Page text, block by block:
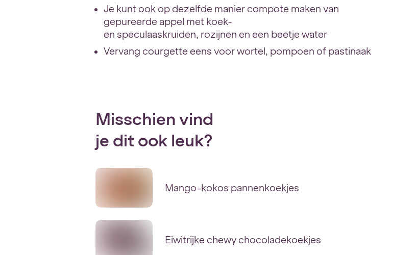
Je kunt ook op dezelfde manier compote maken van
gepureerde appel met koek-
en speculaaskruiden, rozijnen en een beetje water
Vervang courgette eens voor wortel, pompoen of pastinaak
Misschien vind
je dit ook leuk?
Mango-kokos pannenkoekjes
Eiwitrijke chewy chocoladekoekjes